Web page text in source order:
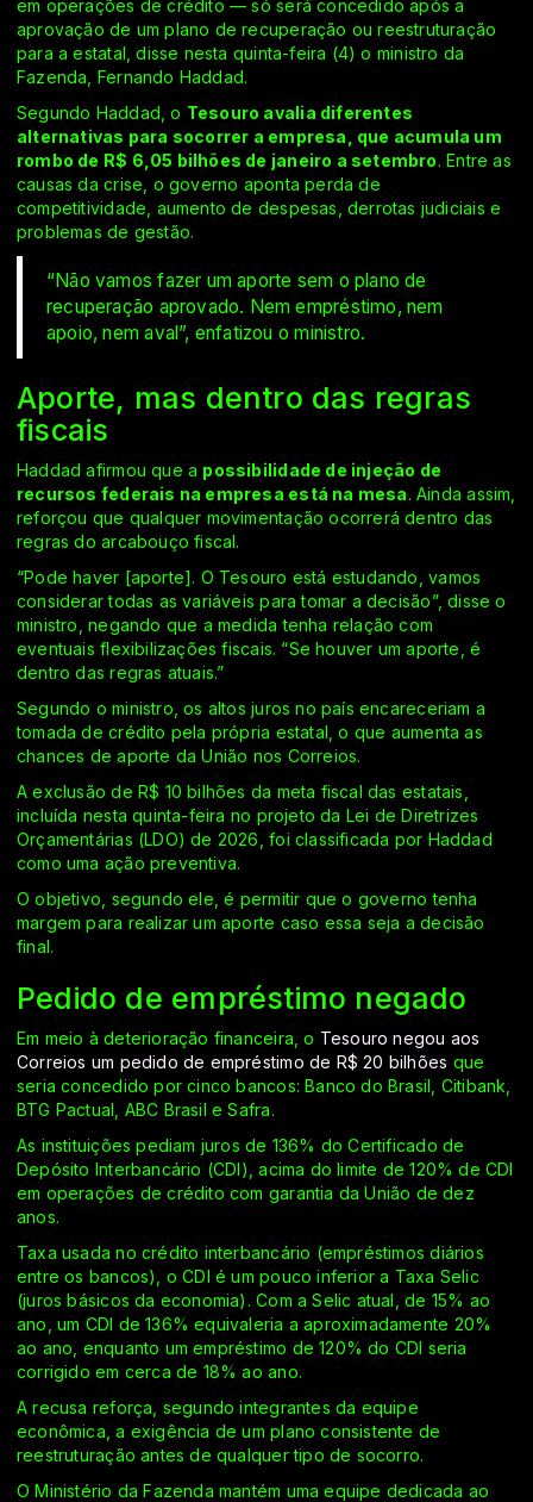
em operações de crédito — só será concedido após a
aprovação de um plano de recuperação ou reestruturação
para a estatal, disse nesta quinta-feira (4) o ministro da
Fazenda, Fernando Haddad.
Segundo Haddad, o Tesouro avalia diferentes
alternativas para socorrer a empresa, que acumula um
rombo de R$ 6,05 bilhões de janeiro a setembro. Entre as
causas da crise, o governo aponta perda de
competitividade, aumento de despesas, derrotas judiciais e
problemas de gestão.
“Não vamos fazer um aporte sem o plano de
recuperação aprovado. Nem empréstimo, nem
apoio, nem aval”, enfatizou o ministro.
Aporte, mas dentro das regras
fiscais
Haddad afirmou que a possibilidade de injeção de
recursos federais na empresa está na mesa. Ainda assim,
reforçou que qualquer movimentação ocorrerá dentro das
regras do arcabouço fiscal.
“Pode haver [aporte]. O Tesouro está estudando, vamos
considerar todas as variáveis para tomar a decisão”, disse o
ministro, negando que a medida tenha relação com
eventuais flexibilizações fiscais. “Se houver um aporte, é
dentro das regras atuais.”
Segundo o ministro, os altos juros no país encareceriam a
tomada de crédito pela própria estatal, o que aumenta as
chances de aporte da União nos Correios.
A exclusão de R$ 10 bilhões da meta fiscal das estatais,
incluída nesta quinta-feira no projeto da Lei de Diretrizes
Orçamentárias (LDO) de 2026, foi classificada por Haddad
como uma ação preventiva.
O objetivo, segundo ele, é permitir que o governo tenha
margem para realizar um aporte caso essa seja a decisão
final.
Pedido de empréstimo negado
Em meio à deterioração financeira, o Tesouro negou aos
Correios um pedido de empréstimo de R$ 20 bilhões que
seria concedido por cinco bancos: Banco do Brasil, Citibank,
BTG Pactual, ABC Brasil e Safra.
As instituições pediam juros de 136% do Certificado de
Depósito Interbancário (CDI), acima do limite de 120% de CDI
em operações de crédito com garantia da União de dez
anos.
Taxa usada no crédito interbancário (empréstimos diários
entre os bancos), o CDI é um pouco inferior a Taxa Selic
(juros básicos da economia). Com a Selic atual, de 15% ao
ano, um CDI de 136% equivaleria a aproximadamente 20%
ao ano, enquanto um empréstimo de 120% do CDI seria
corrigido em cerca de 18% ao ano.
A recusa reforça, segundo integrantes da equipe
econômica, a exigência de um plano consistente de
reestruturação antes de qualquer tipo de socorro.
O Ministério da Fazenda mantém uma equipe dedicada ao